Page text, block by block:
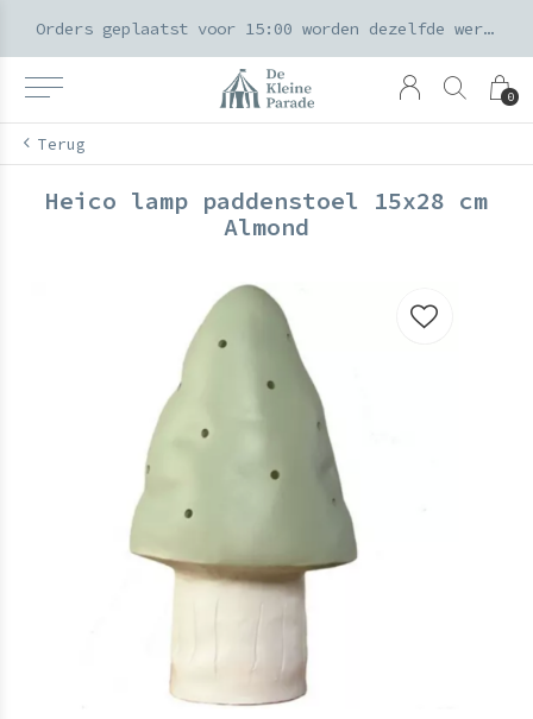
0
Orders geplaatst voor 15:00 worden dezelfde werkdag verzonden
Terug
Heico lamp paddenstoel 15x28 cm
Almond